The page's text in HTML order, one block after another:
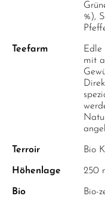
WEISSE
%),
Teefarm
Edle
mit
Terroir Bio
Höhenlage 250
Bio Bio-